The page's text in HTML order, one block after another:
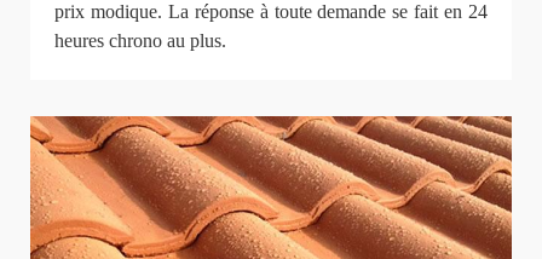
prix modique. La réponse à toute demande se fait en 24
heures chrono au plus.